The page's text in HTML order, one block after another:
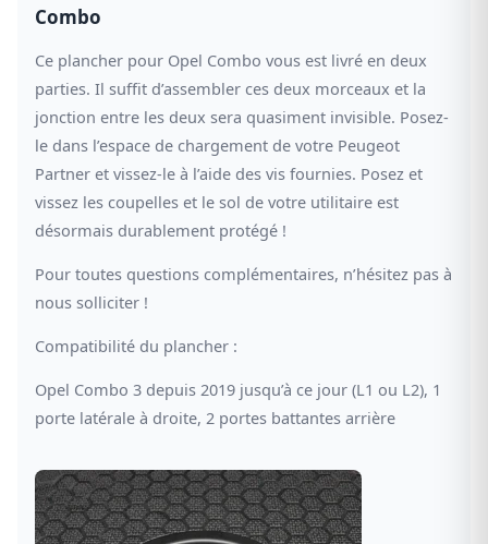
Combo
Ce plancher pour Opel Combo vous est livré en deux
parties. Il suffit d’assembler ces deux morceaux et la
jonction entre les deux sera quasiment invisible. Posez-
le dans l’espace de chargement de votre Peugeot
Partner et vissez-le à l’aide des vis fournies. Posez et
vissez les coupelles et le sol de votre utilitaire est
désormais durablement protégé !
Pour toutes questions complémentaires, n’hésitez pas à
nous solliciter !
Compatibilité du plancher :
Opel Combo 3 depuis 2019 jusqu’à ce jour (L1 ou L2), 1
porte latérale à droite, 2 portes battantes arrière